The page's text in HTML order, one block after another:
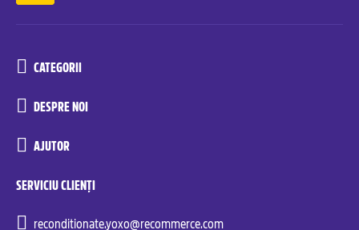
CATEGORII
DESPRE NOI
AJUTOR
SERVICIU CLIENȚI
reconditionate.yoxo@recommerce.com